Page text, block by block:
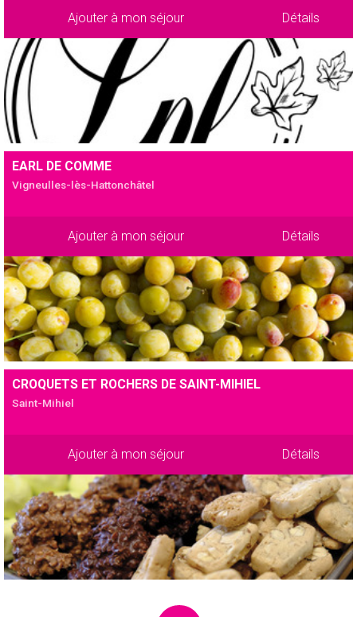
Ajouter à mon séjour Détails
EARL DE COMME
Vigneulles-lès-Hattonchâtel
Ajouter à mon séjour Détails
CROQUETS ET ROCHERS DE SAINT-MIHIEL
Saint-Mihiel
Ajouter à mon séjour Détails